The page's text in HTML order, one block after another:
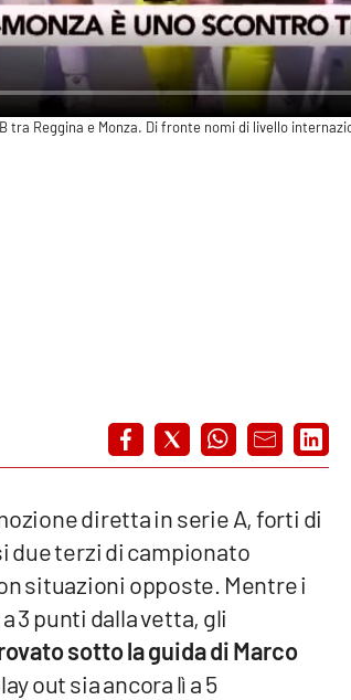
Reggina e Monza. Di fronte nomi di livello
diretta in serie A, forti di
due terzi di campionato
situazioni opposte. Mentre i
3 punti dalla vetta, gli
sotto la guida di Marco
out sia ancora lì a 5